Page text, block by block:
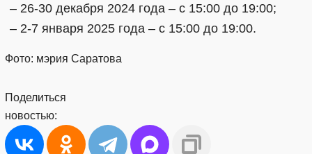
– 26-30 декабря 2024 года – с 15:00 до 19:00;
– 2-7 января 2025 года – с 15:00 до 19:00.
Фото: мэрия Саратова
Поделиться
новостью: